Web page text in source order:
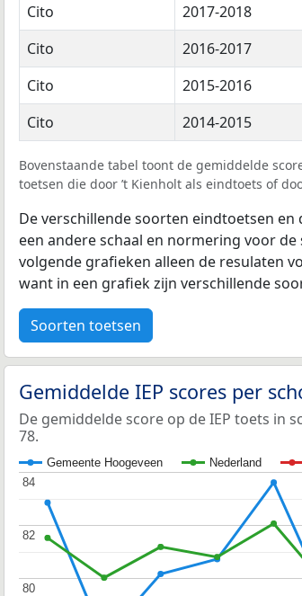
Cito
2017-2018
Cito
2016-2017
Cito
2015-2016
Cito
2014-2015
Bovenstaande tabel toont de gemiddelde
toetsen die door ’t Kienholt als eindtoets of
De verschillende soorten eindtoetsen
een andere schaal en normering voor
volgende grafieken alleen de resulaten
want in een grafiek zijn verschillende
Soorten toetsen
Gemiddelde IEP scores per
De gemiddelde score op de IEP toets in
78.
Gemeente Hoogeveen Nederland
80
80
82
82
84
84